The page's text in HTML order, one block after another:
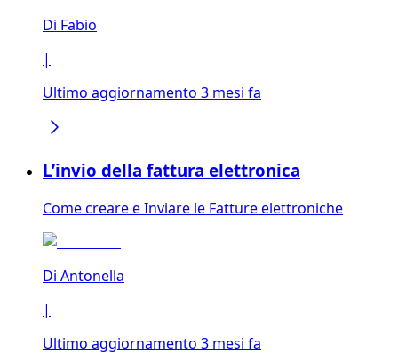
Di Fabio
|
Ultimo aggiornamento 3 mesi fa
L’invio della fattura elettronica
Come creare e Inviare le Fatture elettroniche
Di Antonella
|
Ultimo aggiornamento 3 mesi fa